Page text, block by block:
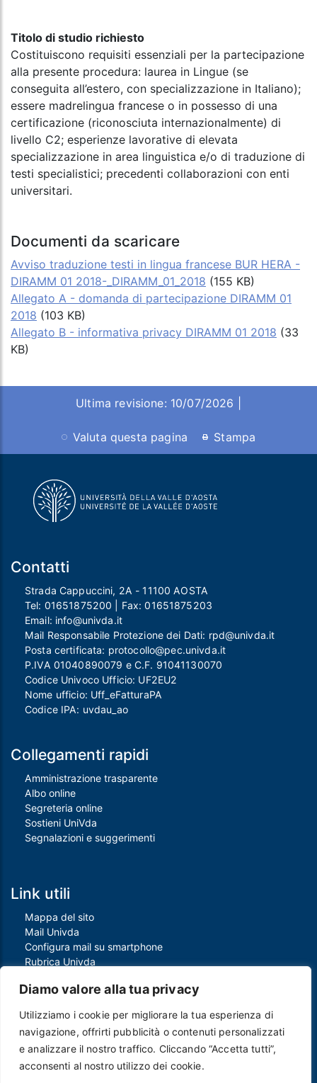
Diamo valore alla tua privacy
Utilizziamo i cookie per migliorare la tua esperienza di
navigazione, offrirti pubblicità o contenuti personalizzati
e analizzare il nostro traffico. Cliccando “Accetta tutti”,
acconsenti al nostro utilizzo dei cookie.
Titolo di studio richiesto
Costituiscono requisiti essenziali per la partecipazione
alla presente procedura: laurea in Lingue (se
conseguita all’estero, con specializzazione in Italiano);
essere madrelingua francese o in possesso di una
certificazione (riconosciuta internazionalmente) di
livello C2; esperienze lavorative di elevata
specializzazione in area linguistica e/o di traduzione di
testi specialistici; precedenti collaborazioni con enti
universitari.
Documenti da scaricare
Avviso traduzione testi in lingua francese BUR HERA -
DIRAMM 01 2018-_DIRAMM_01_2018 (155 KB)
Allegato A - domanda di partecipazione DIRAMM 01
2018 (103 KB)
Allegato B - informativa privacy DIRAMM 01 2018 (33
KB)
Ultima revisione: 10/07/2026 |
Valuta questa pagina Stampa
Contatti
Strada Cappuccini, 2A - 11100 AOSTA
Tel: 01651875200 | Fax:01651875203
Email: info@univda.it
Mail Responsabile Protezione dei Dati: rpd@univda.it
Posta certificata: protocollo@pec.univda.it
P.IVA 01040890079 e C.F. 91041130070
Codice Univoco Ufficio: UF2EU2
Nome ufficio: Uff_eFatturaPA
Codice IPA: uvdau_ao
Collegamenti rapidi
Amministrazione trasparente
Albo online
Segreteria online
Sostieni UniVda
Segnalazioni e suggerimenti
Link utili
Mappa del sito
Mail Univda
Configura mail su smartphone
Rubrica Univda
Piè di pagina
Crediti
Note legali
Contatti